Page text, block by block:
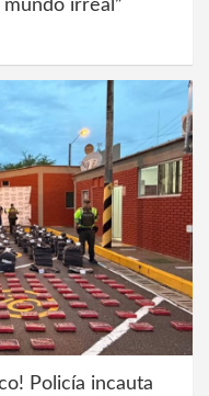
irreal”
Policía incauta